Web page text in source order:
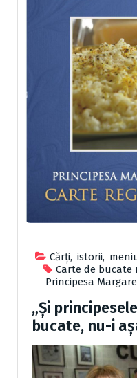
Cărţi, istorii,
Carte de bucate
Principesa
„Și
bucate, nu-i